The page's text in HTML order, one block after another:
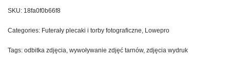
SKU: 18fa0f0b66f8
Categories: Futerały plecaki i torby fotograficzne Lowepro
Tags: odbitka zdjęcia wywoływanie zdjęć tarnów, zdjęcia wydruk